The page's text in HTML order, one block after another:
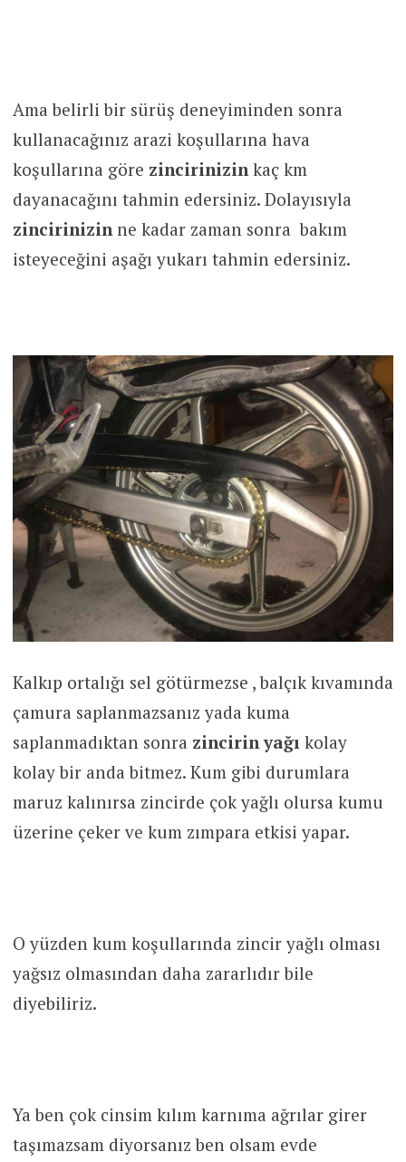
Ama belirli bir sürüş deneyiminden sonra
kullanacağınız arazi koşullarına hava
koşullarına göre zincirinizinkaç km
dayanacağını tahmin edersiniz. Dolayısıyla
zincirinizinne kadar zaman sonra bakım
isteyeceğini aşağı yukarı tahmin edersiniz.
Kalkıp ortalığı sel götürmezse , balçık kıvamında
çamura saplanmazsanız yada kuma
saplanmadıktan sonra zincirin yağıkolay
kolay bir anda bitmez. Kum gibi durumlara
maruz kalınırsa zincirde çok yağlı olursa kumu
üzerine çeker ve kum zımpara etkisi yapar.
O yüzden kum koşullarında zincir yağlı olması
yağsız olmasından daha zararlıdır bile
diyebiliriz.
Ya ben çok cinsim kılım karnıma ağrılar girer
taşımazsam diyorsanız ben olsam evde